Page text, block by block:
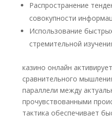
Распространение
совокупности
Использование
стремительной
казино онлайн
сравнительного
параллели между
прочувствованными
тактика обеспечивает